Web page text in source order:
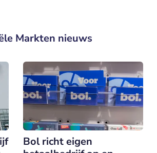
Markten nieuws
Bol richt eigen